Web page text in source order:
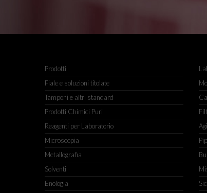
Prodotti
Fiale e soluzioni titolate
Tamponi e altri standard
Prodotti Chimici Puri
Reagenti per Laboratorio
Microscopia
Metallografia
Solventi
Enologia